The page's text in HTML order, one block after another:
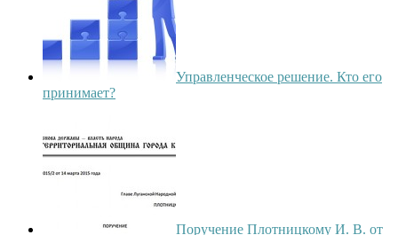
Управленческое решение. Кто его
принимает?
Поручение Плотницкому И. В. от